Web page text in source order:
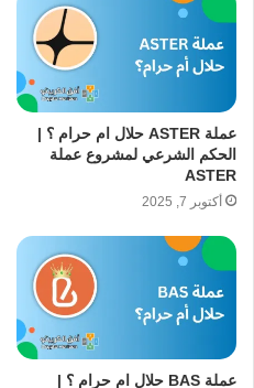
عملة ASTER حلال ام حرام ؟ |
الحكم الشرعي لمشروع عملة
ASTER
أكتوبر 7, 2025
عملة BAS حلال ام حرام ؟ |